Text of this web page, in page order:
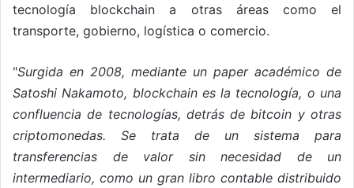
tecnología blockchain a otras áreas como el
transporte, gobierno, logística o comercio.
"Surgida en 2008, mediante un paper académico de
Satoshi Nakamoto, blockchain es la tecnología, o una
confluencia de tecnologías, detrás de bitcoin y otras
criptomonedas. Se trata de un sistema para
transferencias de valor sin necesidad de un
intermediario, como un gran libro contable distribuido